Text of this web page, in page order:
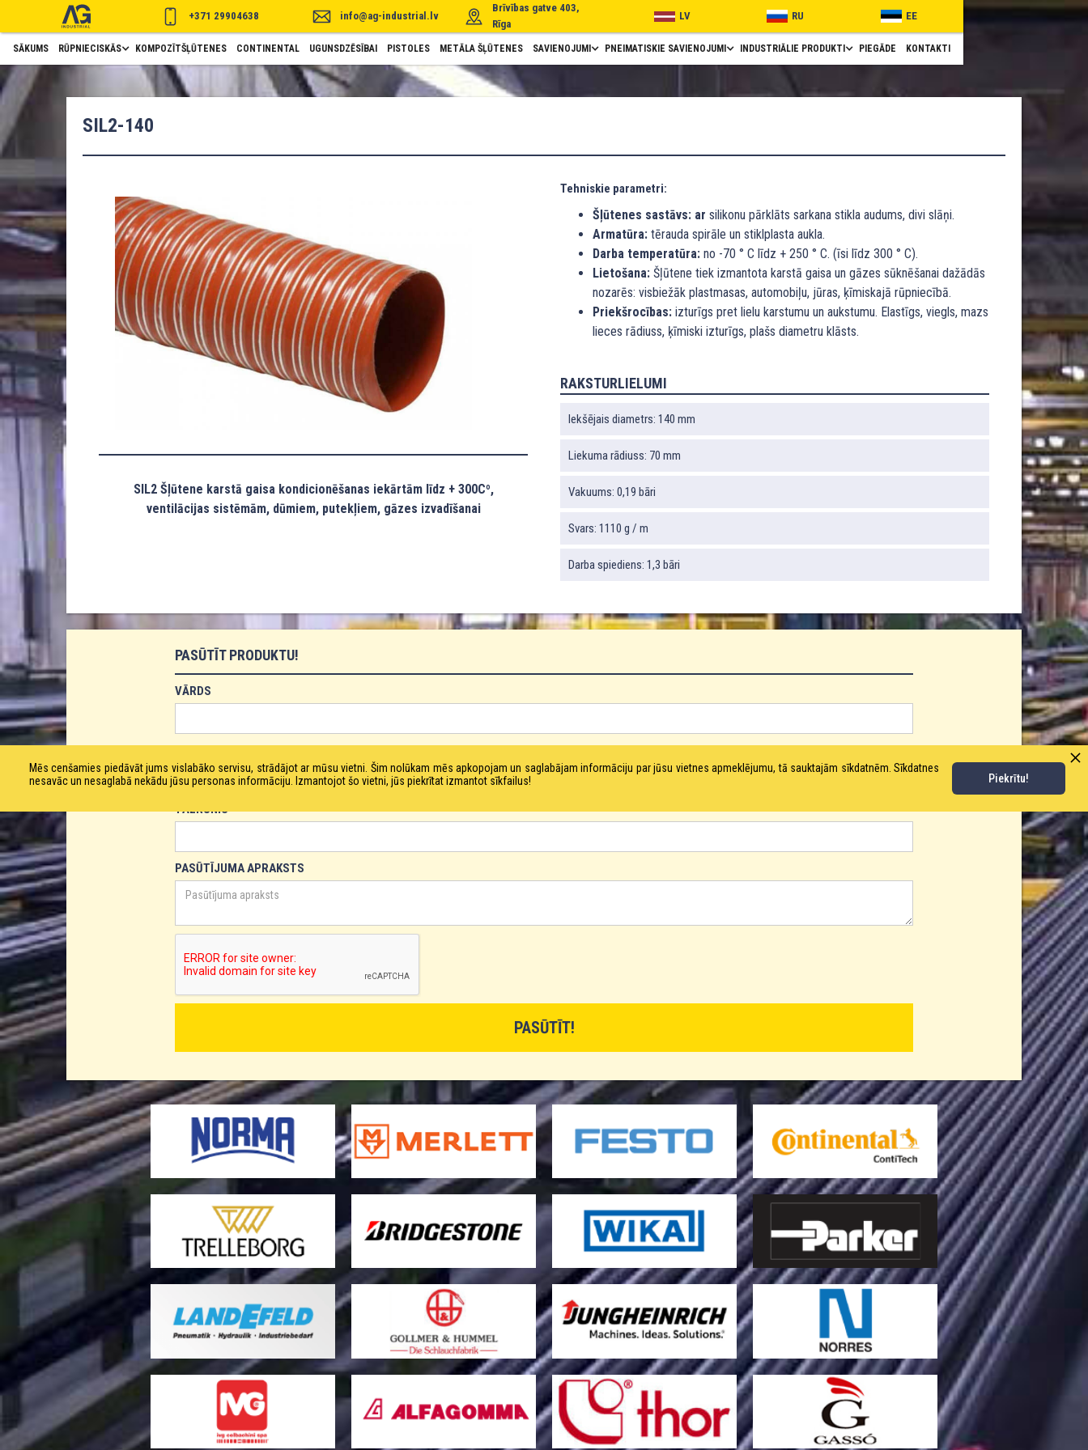
+371 29904638 info@ag-industrial.lv
Brīvības gatve 403,
Rīga
LV RU EE
SĀKUMS RŪPNIECISKĀS KOMPOZĪTŠĻŪTENES CONTINENTAL UGUNSDZĒSĪBAI PISTOLES METĀLA ŠĻŪTENES SAVIENOJUMI PNEIMATISKIE SAVIENOJUMI INDUSTRIĀLIE PRODUKTI PIEGĀDE KONTAKTI
SIL2-140
SIL2 Šļūtene karstā gaisa kondicionēšanas iekārtām līdz + 300Cº,
ventilācijas sistēmām, dūmiem, putekļiem, gāzes izvadīšanai
Tehniskie parametri:
Šļūtenes sastāvs: ar silikonu pārklāts sarkana stikla audums, divi slāņi.
Armatūra: tērauda spirāle un stiklplasta aukla.
Darba temperatūra: no -70 ° C līdz + 250 ° C. (īsi līdz 300 ° C).
Lietošana: Šļūtene tiek izmantota karstā gaisa un gāzes sūknēšanai dažādās
nozarēs: visbiežāk plastmasas, automobiļu, jūras, ķīmiskajā rūpniecībā.
Priekšrocības: izturīgs pret lielu karstumu un aukstumu. Elastīgs, viegls, mazs
lieces rādiuss, ķīmiski izturīgs, plašs diametru klāsts.
RAKSTURLIELUMI
Iekšējais diametrs: 140 mm
Liekuma rādiuss: 70 mm
Vakuums: 0,19 bāri
Svars: 1110 g / m
Darba spiediens: 1,3 bāri
PASŪTĪT PRODUKTU!
VĀRDS
E-PASTS
TĀLRUNIS
PASŪTĪJUMA APRAKSTS
Mēs cenšamies piedāvāt jums vislabāko servisu, strādājot ar mūsu vietni. Šim nolūkam mēs apkopojam un saglabājam informāciju par jūsu vietnes apmeklējumu, tā sauktajām sīkdatnēm. Sīkdatnes
nesavāc un nesaglabā nekādu jūsu personas informāciju. Izmantojot šo vietni, jūs piekrītat izmantot sīkfailus!
Piekrītu!